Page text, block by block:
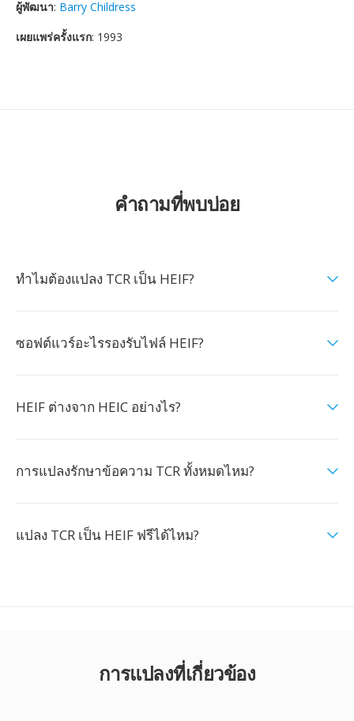
ผู้พัฒนา: Barry Childress
เผยแพร่ครั้งแรก: 1993
คำถามที่พบบ่อย
ทำไมต้องแปลง TCR เป็น HEIF?
ซอฟต์แวร์อะไรรองรับไฟล์ HEIF?
HEIF ต่างจาก HEIC อย่างไร?
การแปลงรักษาข้อความ TCR ทั้งหมดไหม?
แปลง TCR เป็น HEIF ฟรีได้ไหม?
การแปลงที่เกี่ยวข้อง